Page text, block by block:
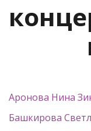
Аронова Нина
Башкирова